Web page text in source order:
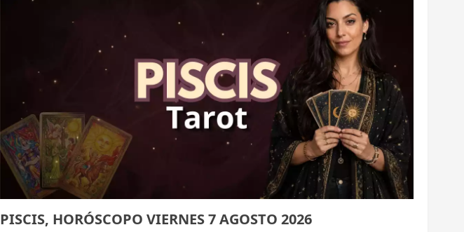
PISCIS, HORÓSCOPO VIERNES 7 AGOSTO 2026